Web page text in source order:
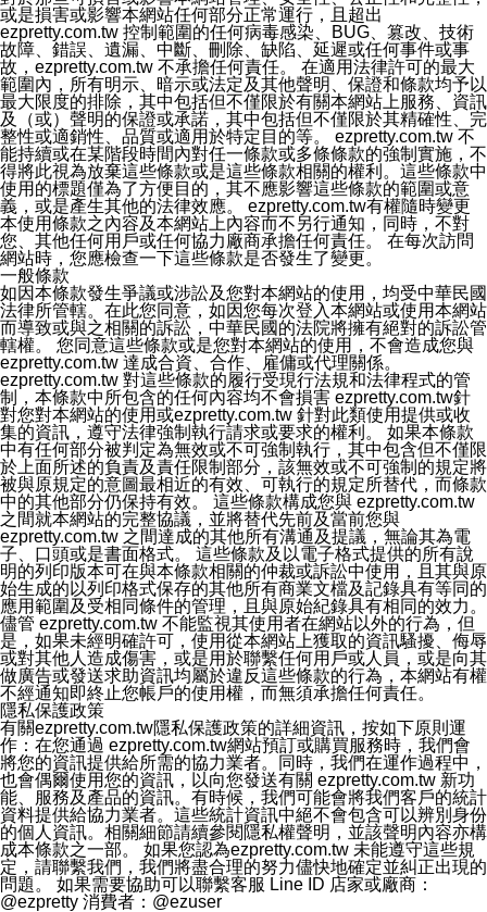
或是損害或影響本網站任何部分正常運行，且超出
ezpretty.com.tw 控制範圍的任何病毒感染、BUG、篡改、技術
故障、錯誤、遺漏、中斷、刪除、缺陷、延遲或任何事件或事
故，ezpretty.com.tw 不承擔任何責任。 在適用法律許可的最大
範圍內，所有明示、暗示或法定及其他聲明、保證和條款均予以
最大限度的排除，其中包括但不僅限於有關本網站上服務、資訊
及（或）聲明的保證或承諾，其中包括但不僅限於其精確性、完
整性或適銷性、品質或適用於特定目的等。 ezpretty.com.tw 不
能持續或在某階段時間內對任一條款或多條條款的強制實施，不
得將此視為放棄這些條款或是這些條款相關的權利。這些條款中
使用的標題僅為了方便目的，其不應影響這些條款的範圍或意
義，或是產生其他的法律效應。 ezpretty.com.tw有權隨時變更
本使用條款之內容及本網站上內容而不另行通知，同時，不對
您、其他任何用戶或任何協力廠商承擔任何責任。 在每次訪問
網站時，您應檢查一下這些條款是否發生了變更。
一般條款
如因本條款發生爭議或涉訟及您對本網站的使用，均受中華民國
法律所管轄。在此您同意，如因您每次登入本網站或使用本網站
而導致或與之相關的訴訟，中華民國的法院將擁有絕對的訴訟管
轄權。 您同意這些條款或是您對本網站的使用，不會造成您與
ezpretty.com.tw 達成合資、合作、雇傭或代理關係。
ezpretty.com.tw 對這些條款的履行受現行法規和法律程式的管
制，本條款中所包含的任何內容均不會損害 ezpretty.com.tw針
對您對本網站的使用或ezpretty.com.tw 針對此類使用提供或收
集的資訊，遵守法律強制執行請求或要求的權利。 如果本條款
中有任何部分被判定為無效或不可強制執行，其中包含但不僅限
於上面所述的負責及責任限制部分，該無效或不可強制的規定將
被與原規定的意圖最相近的有效、可執行的規定所替代，而條款
中的其他部分仍保持有效。 這些條款構成您與 ezpretty.com.tw
之間就本網站的完整協議，並將替代先前及當前您與
ezpretty.com.tw 之間達成的其他所有溝通及提議，無論其為電
子、口頭或是書面格式。 這些條款及以電子格式提供的所有說
明的列印版本可在與本條款相關的仲裁或訴訟中使用，且其與原
始生成的以列印格式保存的其他所有商業文檔及記錄具有等同的
應用範圍及受相同條件的管理，且與原始紀錄具有相同的效力。
儘管 ezpretty.com.tw 不能監視其使用者在網站以外的行為，但
是，如果未經明確許可，使用從本網站上獲取的資訊騷擾、侮辱
或對其他人造成傷害，或是用於聯繫任何用戶或人員，或是向其
做廣告或發送求助資訊均屬於違反這些條款的行為，本網站有權
不經通知即終止您帳戶的使用權，而無須承擔任何責任。
隱私保護政策
有關ezpretty.com.tw隱私保護政策的詳細資訊，按如下原則運
作：在您通過 ezpretty.com.tw網站預訂或購買服務時，我們會
將您的資訊提供給所需的協力業者。同時，我們在運作過程中，
也會偶爾使用您的資訊，以向您發送有關 ezpretty.com.tw 新功
能、服務及產品的資訊。有時候，我們可能會將我們客戶的統計
資料提供給協力業者。這些統計資訊中絕不會包含可以辨別身份
的個人資訊。相關細節請續參閱隱私權聲明，並該聲明內容亦構
成本條款之一部。 如果您認為ezpretty.com.tw 未能遵守這些規
定，請聯繫我們，我們將盡合理的努力儘快地確定並糾正出現的
問題。 如果需要協助可以聯繫客服 Line ID 店家或廠商：
@ezpretty 消費者：@ezuser